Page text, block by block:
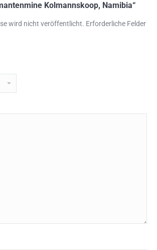
Kolmannskoop, Namibia“
wird nicht veröffentlicht. Erforderliche Felder